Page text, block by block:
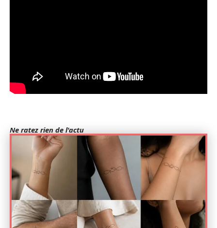
Ne ratez rien de l'actu